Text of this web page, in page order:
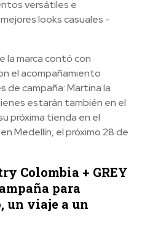
versátiles e
looks casuales -
la marca contó con
el acompañamiento
de campaña: Martina la
estarán también en el
próxima tienda en el
Medellín, el próximo 28 de
Colombia + GREY
para
un viaje a un